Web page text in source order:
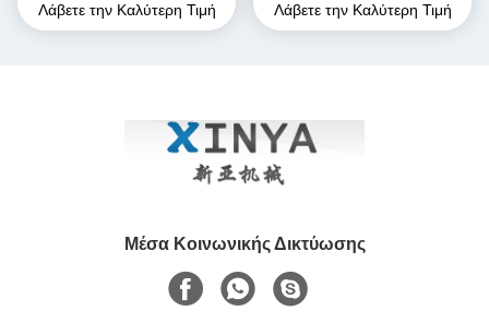
Υπόγεια Τοποθέτηση
Καλωδίων Τροφοδοσίας
Λάβετε την Καλύτερη Τιμή
για Υπόγεια Τοποθέτηση
Καλωδίων Τροφοδοσίας
Λάβετε την Καλύτερη Τιμή
Μέσα Κοινωνικής Δικτύωσης